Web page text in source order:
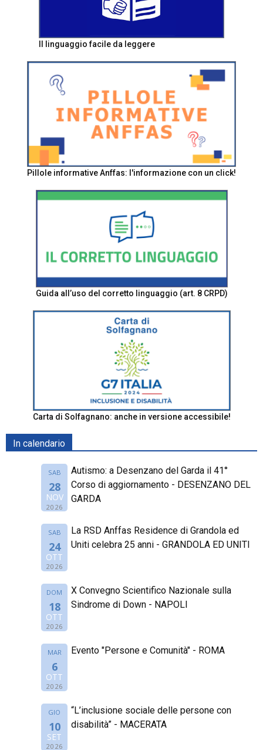
Il linguaggio facile da leggere
Pillole informative Anffas: l'informazione con un click!
Guida all’uso del corretto linguaggio (art. 8 CRPD)
Carta di Solfagnano: anche in versione accessibile!
In calendario
SAB
28
NOV
2026
Autismo: a Desenzano del Garda il 41°
Corso di aggiornamento - DESENZANO DEL
GARDA
SAB
24
OTT
2026
La RSD Anffas Residence di Grandola ed
Uniti celebra 25 anni - GRANDOLA ED UNITI
DOM
18
OTT
2026
X Convegno Scientifico Nazionale sulla
Sindrome di Down - NAPOLI
MAR
6
OTT
2026
Evento "Persone e Comunità" - ROMA
GIO
10
SET
2026
“L’inclusione sociale delle persone con
disabilità” - MACERATA